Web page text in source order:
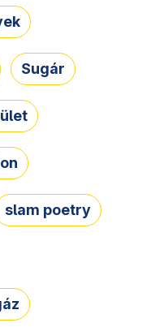
Sugár
slam poetry